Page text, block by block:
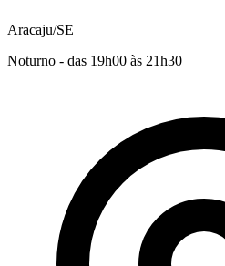
Aracaju/SE
Noturno - das 19h00 às 21h30